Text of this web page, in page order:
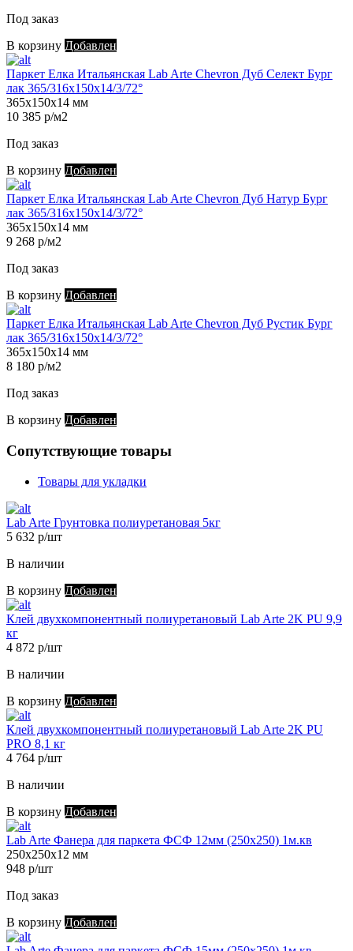
Под заказ
В корзину Добавлен
Паркет Елка Итальянская Lab Arte Chevron Дуб Селект Бург
лак 365/316х150х14/3/72°
365х150х14 мм
10 385 р/м2
Под заказ
В корзину Добавлен
Паркет Елка Итальянская Lab Arte Chevron Дуб Натур Бург
лак 365/316х150х14/3/72°
365х150х14 мм
9 268 р/м2
Под заказ
В корзину Добавлен
Паркет Елка Итальянская Lab Arte Chevron Дуб Рустик Бург
лак 365/316х150х14/3/72°
365х150х14 мм
8 180 р/м2
Под заказ
В корзину Добавлен
Сопутствующие товары
Товары для укладки
Lab Arte Грунтовка полиуретановая 5кг
5 632 р/шт
В наличии
В корзину Добавлен
Клей двухкомпонентный полиуретановый Lab Arte 2K PU 9,9
кг
4 872 р/шт
В наличии
В корзину Добавлен
Клей двухкомпонентный полиуретановый Lab Arte 2K PU
PRO 8,1 кг
4 764 р/шт
В наличии
В корзину Добавлен
Lab Arte Фанера для паркета ФСФ 12мм (250х250) 1м.кв
250х250х12 мм
948 р/шт
Под заказ
В корзину Добавлен